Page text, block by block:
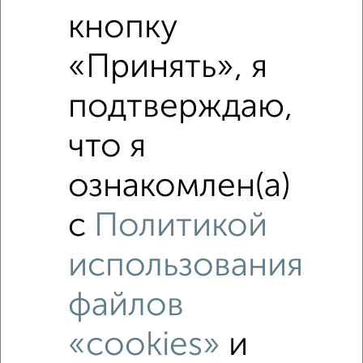
Похожие предложения рядом
2‑комнатные квартиры недалеко от
кнопку
«Принять», я
подтверждаю,
что я
ознакомлен(а)
с Политикой
использования
файлов
«cookies» и